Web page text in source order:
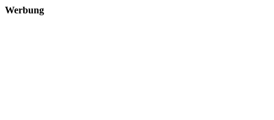
Werbung